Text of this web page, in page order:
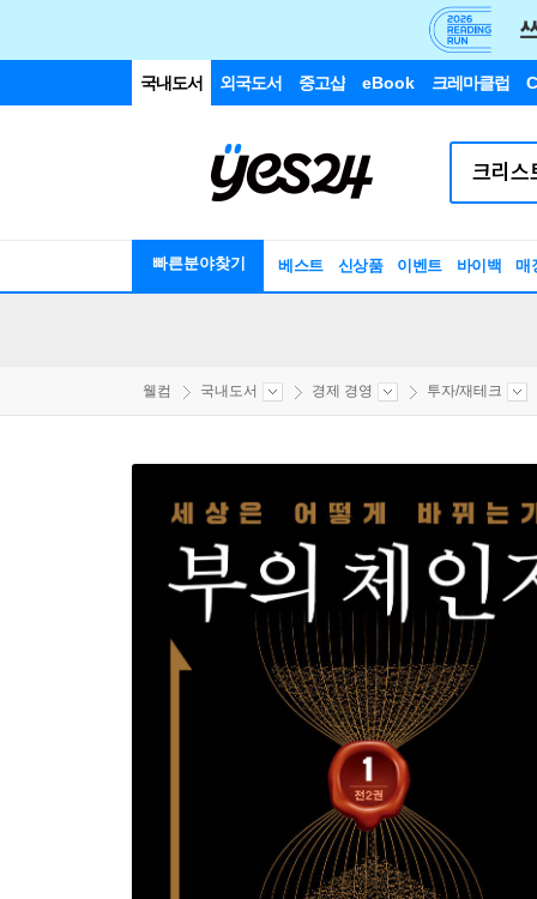
국내도서 외국도서 중고샵 eBook 크레마클럽
빠른분야찾기 베스트 신상품 이벤트 바이백 매
웰컴 국내도서 경제 경영 투자/재테크